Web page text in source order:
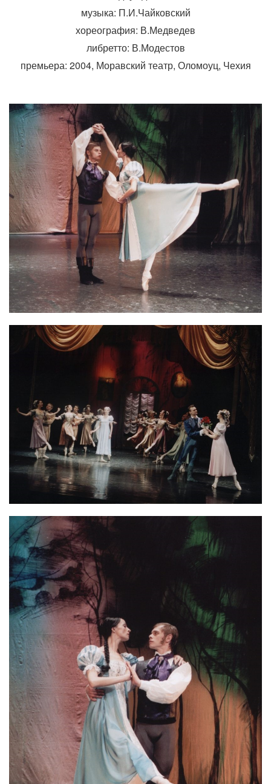
музыка: П.И.Чайковский
хореография: В.Медведев
либретто: В.Модестов
премьера: 2004, Моравский театр, Оломоуц, Чехия